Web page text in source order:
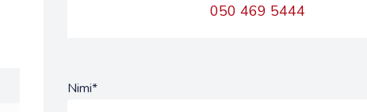
050 469 5444
Nimi*